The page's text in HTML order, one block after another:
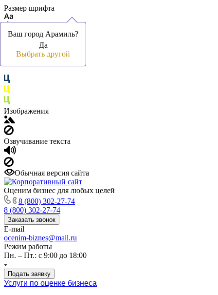
Размер шрифта
Цвет фона и шрифта
Изображения
Озвучивание текста
Обычная версия сайта
Оценим бизнес для любых целей
8 (800) 302-27-74
8 (800) 302-27-74
Заказать звонок
E-mail
ocenim-biznes@mail.ru
Режим работы
Пн. – Пт.: с 9:00 до 18:00
Подать заявку
Услуги по оценке бизнеса
Ваш город Арамиль?
Да
Выбрать другой
Ваш город Арамиль?
Да
Выбрать другой